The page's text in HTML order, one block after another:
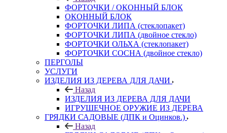
ФОРТОЧКИ / ОКОННЫЙ БЛОК
ОКОННЫЙ БЛОК
ФОРТОЧКИ ЛИПА (стеклопакет)
ФОРТОЧКИ ЛИПА (двойное стекло)
ФОРТОЧКИ ОЛЬХА (стеклопакет)
ФОРТОЧКИ СОСНА (двойное стекло)
ПЕРГОЛЫ
УСЛУГИ
ИЗДЕЛИЯ ИЗ ДЕРЕВА ДЛЯ ДАЧИ
Назад
ИЗДЕЛИЯ ИЗ ДЕРЕВА ДЛЯ ДАЧИ
ИГРУШЕЧНОЕ ОРУЖИЕ ИЗ ДЕРЕВА
ГРЯДКИ САДОВЫЕ (ДПК и Оцинков.)
Назад